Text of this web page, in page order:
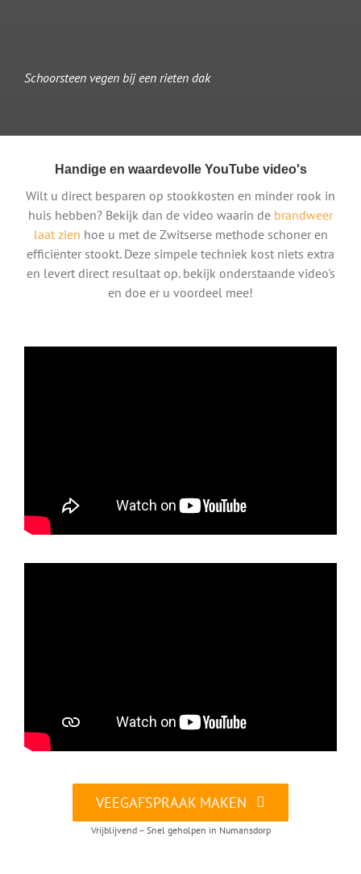
Schoorsteen vegen bij een rieten dak
Handige en waardevolle YouTube video's
Wilt u direct besparen op stookkosten en minder rook in
huis hebben? Bekijk dan de video waarin de brandweer
laat zien hoe u met de Zwitserse methode schoner en
efficiënter stookt. Deze simpele techniek kost niets extra
en levert direct resultaat op. bekijk onderstaande video's
en doe er u voordeel mee!
VEEGAFSPRAAK MAKEN
Vrijblijvend – Snel geholpen in Numansdorp